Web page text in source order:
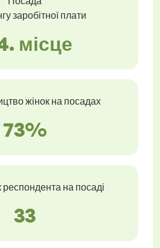
заробітної плати
місце
жінок на посадах
73%
респондента на посаді
33